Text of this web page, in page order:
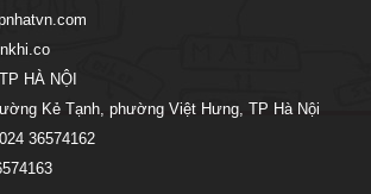
HÀ NỘI
Kẻ Tạnh, phường Việt Hưng, TP Hà Nội
36574162